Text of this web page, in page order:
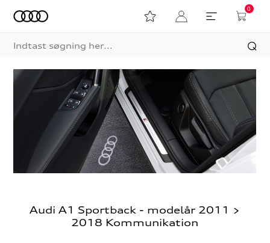
0
Audi A1 Sportback - modelår 2011 >
2018 Kommunikation